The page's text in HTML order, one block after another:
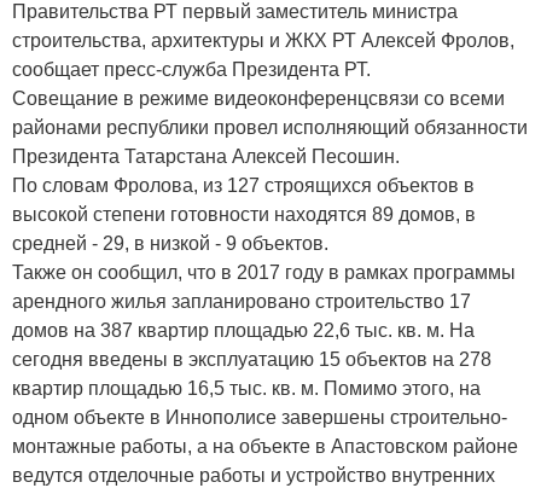
Правительства РТ первый заместитель министра
строительства, архитектуры и ЖКХ РТ Алексей Фролов,
сообщает пресс-служба Президента РТ.
Совещание в режиме видеоконференцсвязи со всеми
районами республики провел исполняющий обязанности
Президента Татарстана Алексей Песошин.
По словам Фролова, из 127 строящихся объектов в
высокой степени готовности находятся 89 домов, в
средней - 29, в низкой - 9 объектов.
Также он сообщил, что в 2017 году в рамках программы
арендного жилья запланировано строительство 17
домов на 387 квартир площадью 22,6 тыс. кв. м. На
сегодня введены в эксплуатацию 15 объектов на 278
квартир площадью 16,5 тыс. кв. м. Помимо этого, на
одном объекте в Иннополисе завершены строительно-
монтажные работы, а на объекте в Апастовском районе
ведутся отделочные работы и устройство внутренних